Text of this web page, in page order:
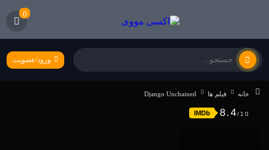
0
ورود/عضویت
خانه فیلم ها Django Unchained
IMDb 8.4